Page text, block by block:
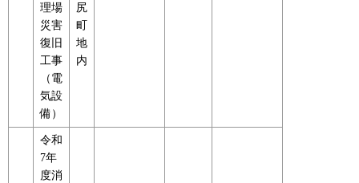
理場
災害
復旧
工事
（電
気設
備）
尻
町
地
内
令和
7年
度消